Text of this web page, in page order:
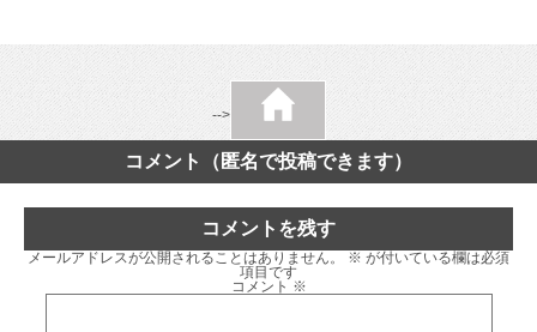
-->
コメント（匿名で投稿できます）
コメントを残す
メールアドレスが公開されることはありません。 ※ が付いている欄は必須
項目です
コメント ※